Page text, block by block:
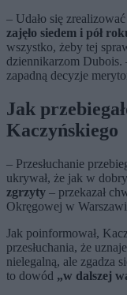
– Udało się
zajęło siedem i pół
wszystko, żeby tej
dziennikarzom Dubois.
zapadną decyzje
Jak
Kaczyńskiego
– Przesłuchanie
ukrywał, że jak w
zgrzyty – przekazał
Okręgowej w
Jak poinformował,
przesłuchania, że
nielegalną, ale zgadza
to dowód „w dalszej